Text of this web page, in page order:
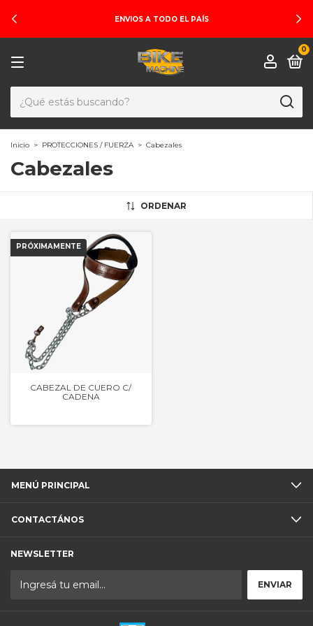
ENVIOS A TODO EL PAÍS
0
Inicio > PROTECCIONES / FUERZA > Cabezales
Cabezales
ORDENAR
CABEZAL DE CUERO C/
CADENA
MENÚ PRINCIPAL
CONTACTÁNOS
NEWSLETTER